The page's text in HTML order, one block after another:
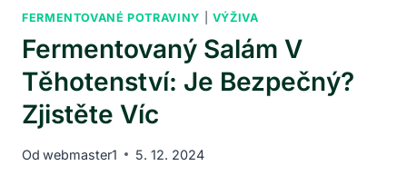
FERMENTOVANÉ POTRAVINY VÝŽIVA
Fermentovaný Salám V
Těhotenství: Je Bezpečný?
Zjistěte Víc
Od webmaster1 5. 12. 2024